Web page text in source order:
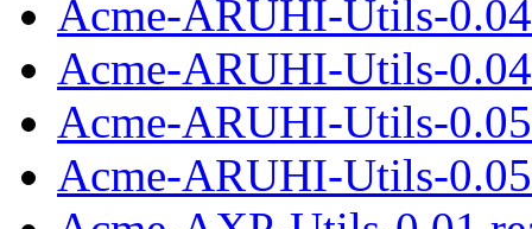
Acme-ARUHI-Utils-
Acme-ARUHI-Utils-
Acme-ARUHI-Utils-
Acme-ARUHI-Utils-